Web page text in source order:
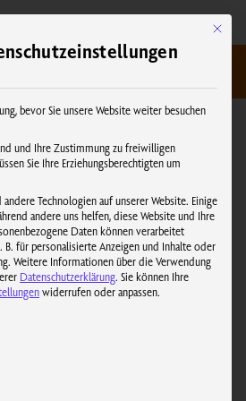
Mit
bevor Sie unsere Website weiter besuchen
und Ihre Zustimmung zu freiwilligen
Sie Ihre Erziehungsberechtigten um
Technologien auf unserer Website. Einige
andere uns helfen, diese Website und Ihre
Daten können verarbeitet
B. für personalisierte Anzeigen und Inhalte oder
Weitere Informationen über die Verwendung
Datenschutzerklärung. Sie können Ihre
widerrufen oder anpassen.
Gruppen, für die eine Einwilligung erteilt